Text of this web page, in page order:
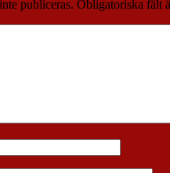
publiceras. Obligatoriska fält